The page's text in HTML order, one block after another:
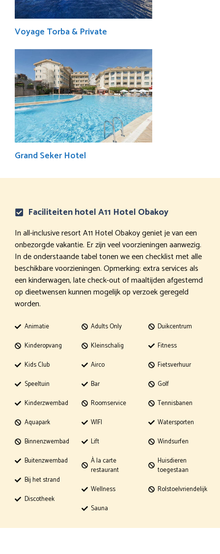
Voyage Torba & Private
Grand Seker Hotel
Faciliteiten hotel A11 Hotel Obakoy
In all-inclusive resort A11 Hotel Obakoy geniet je van een
onbezorgde vakantie. Er zijn veel voorzieningen aanwezig.
In de onderstaande tabel tonen we een checklist met alle
beschikbare voorzieningen. Opmerking: extra services als
een kinderwagen, late check-out of maaltijden afgestemd
op dieetwensen kunnen mogelijk op verzoek geregeld
worden.
Animatie
Kinderopvang
Kids Club
Speeltuin
Kinderzwembad
Aquapark
Binnenzwembad
Buitenzwembad
Bij het strand
Discotheek
Adults Only
Kleinschalig
Airco
Bar
Roomservice
WIFI
Lift
À la carte
restaurant
Wellness
Sauna
Duikcentrum
Fitness
Fietsverhuur
Golf
Tennisbanen
Watersporten
Windsurfen
Huisdieren
toegestaan
Rolstoelvriendelijk